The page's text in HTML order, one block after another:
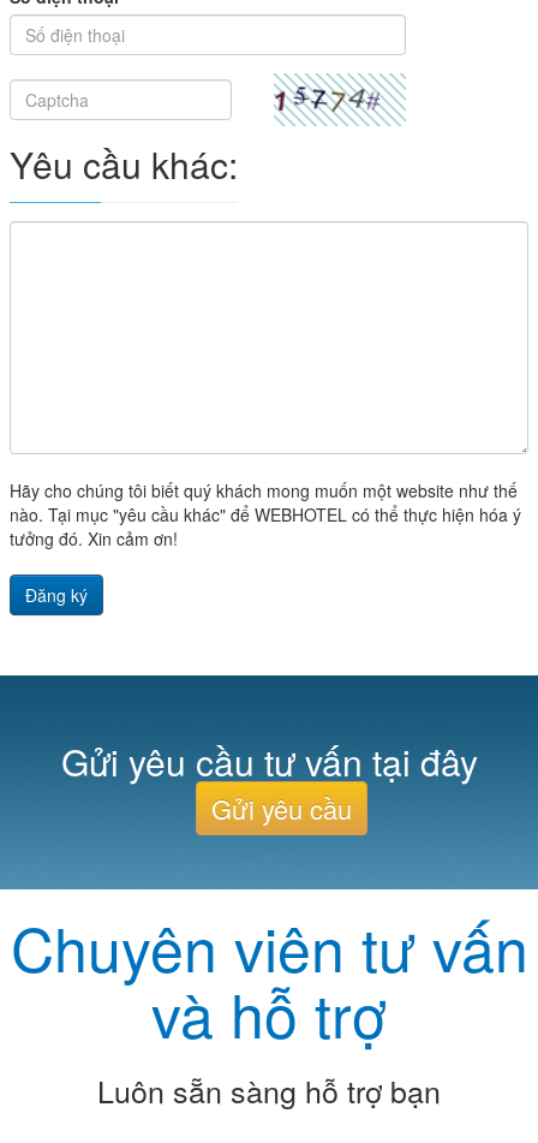
Yêu cầu khác:
Hãy cho chúng tôi biết quý khách mong muốn một website như thế
nào. Tại mục "yêu cầu khác" để WEBHOTEL có thể thực hiện hóa ý
tưởng đó. Xin cảm ơn!
Đăng ký
Gửi yêu cầu tư vấn tại đây
Gửi yêu cầu
Chuyên viên tư vấn
và hỗ trợ
Luôn sẵn sàng hỗ trợ bạn